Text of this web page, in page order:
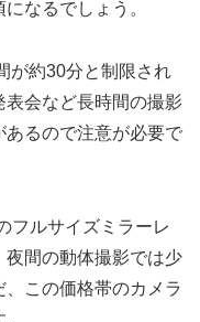
なるでしょう。
が約30分と制限され
会など長時間の撮影
るので注意が必要で
フルサイズミラーレ
夜間の動体撮影では少
この価格帯のカメラ